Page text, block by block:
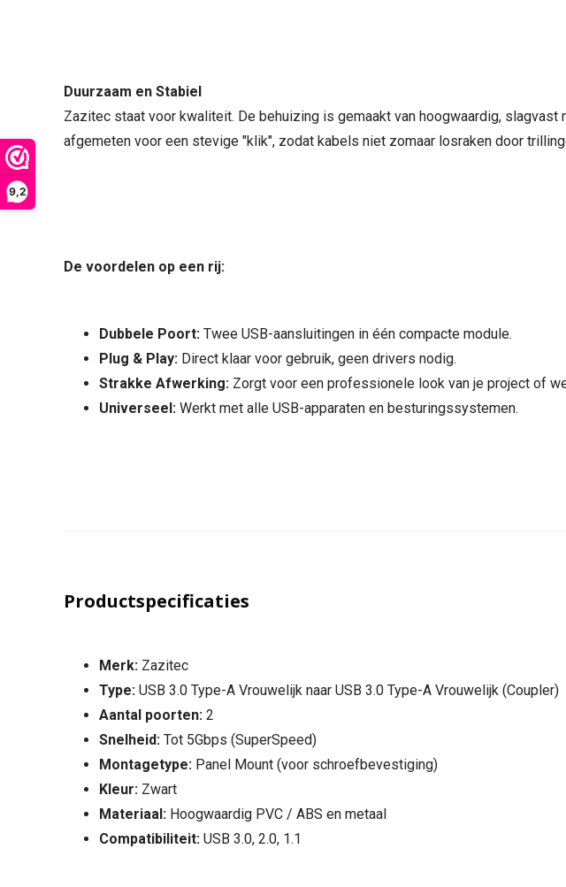
9,2
Duurzaam en Stabiel
Zazitec staat voor kwaliteit. De behuizing is gemaakt van hoogwaardig,
afgemeten voor een stevige "klik", zodat kabels niet zomaar losraken door
De voordelen op een rij:
Dubbele Poort: Twee USB-aansluitingen in één compacte module.
Plug & Play: Direct klaar voor gebruik, geen drivers nodig.
Strakke Afwerking: Zorgt voor een professionele look van je project of
Universeel: Werkt met alle USB-apparaten en besturingssystemen.
Productspecificaties
Merk: Zazitec
Type: USB 3.0 Type-A Vrouwelijk naar USB 3.0 Type-A Vrouwelijk (Coupler)
Aantal poorten: 2
Snelheid: Tot 5Gbps (SuperSpeed)
Montagetype: Panel Mount (voor schroefbevestiging)
Kleur: Zwart
Materiaal: Hoogwaardig PVC / ABS en metaal
Compatibiliteit: USB 3.0, 2.0, 1.1